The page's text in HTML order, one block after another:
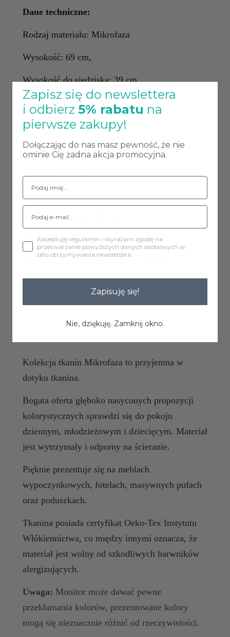
Dane techniczne:
Rodzaj materiału: Mikrofaza
Wysokość: 69 cm,
Wysokość do siedziska: 39 cm,
Wysokość do podłokietnika: 58 cm,
Głębokość: 60 cm,
Głębokość siedziska: 41 cm,
Szerokość siedziska: 42 cm,
Wysokość oparcia: 34 cm,
Waga: 12 kg,
Maksymalna waga obciążenia: 120 kg.
należy wkręcić do fotela.
Kolekcja tkanin Mikrofaza to przyjemna w
dotyku tkanina.
Bogata oferta głęboko nasyconych propozycji
kolorystycznych sprawdzi się do pokoju
dziennym, młodzieżowym i dziecięcym. Materiał
jest wytrzymały i odporny na ścieranie.
Pięknie prezentuje się na meblach
wypoczynkowych, fotelach, masywnych pufach
oraz poduszkach.
Tkanina posiada certyfikat Oeko-Tex Instytutu
Włókiennictwa, co między innymi oznacza, że
materiał jest wolny od szkodliwych barwników
alergizujących.
Uwaga: Monitor może dawać pewne
przekłamania kolorów, prezentowane kolory
mogą się nieznacznie różnić od rzeczywistości.
Zapisz się do newslettera
i odbierz 5% rabatu na
pierwsze zakupy!
Dołączając do nas masz pewność, że nie
ominie Cię żadna akcja promocyjna.
Akceptuję regulamin i wyrażam zgodę na
przetwarzanie powyższych danych osobowych w
celu otrzymywania newslettera.
Zapisuję się!
Nie, dziękuję. Zamknij okno.